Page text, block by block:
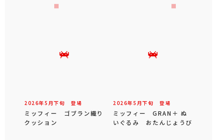
2026年5 月下旬 登場
ミッフィー ゴブラン織り
クッション
2026年5 月下旬 登場
ミッフィー GRAN＋ ぬ
いぐるみ おたんじょうび